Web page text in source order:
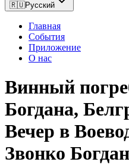
🇷🇺Русский
Главная
События
Приложение
О нас
Винный
Богдана,
Вечер в
Звонко